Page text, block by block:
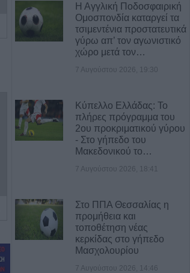
Χειρουργός Οφθαλμίατρος 'Παπούλιας Δημήτριος'
Πωλείται μονοκατοικία τριών επιπέδων στο καταπράσινο Πευκόφυτο Καρδίτσας
Η Αγγλική Ποδοσφαιρική
Ομοσπονδία καταργεί τα
τσιμεντένια προστατευτικά
γύρω απ’ τον αγωνιστικό
χώρο μετά τον…
7 Αυγούστου 2026, 19:30
Κύπελλο Ελλάδας: Το
πλήρες πρόγραμμα του
2ου προκριματικού γύρου
- Στο γήπεδο του
Μακεδονικού το…
7 Αυγούστου 2026, 18:41
Στο ΠΠΑ Θεσσαλίας η
προμήθεια και
τοποθέτηση νέας
κερκίδας στο γήπεδο
Μασχολουρίου
7 Αυγούστου 2026, 14:46